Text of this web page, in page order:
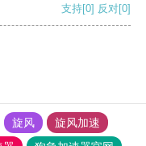
支持[0] 反对[0]
旋风
旋风加速